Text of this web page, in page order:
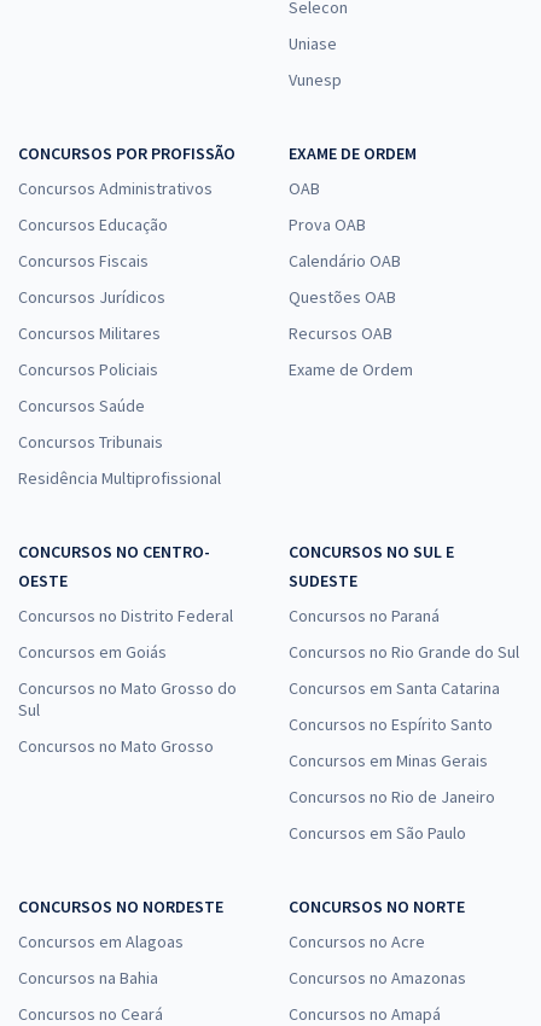
Selecon
Uniase
Vunesp
CONCURSOS POR PROFISSÃO
Concursos Administrativos
Concursos Educação
Concursos Fiscais
Concursos Jurídicos
Concursos Militares
Concursos Policiais
Concursos Saúde
Concursos Tribunais
Residência Multiprofissional
EXAME DE ORDEM
OAB
Prova OAB
Calendário OAB
Questões OAB
Recursos OAB
Exame de Ordem
CONCURSOS NO CENTRO-
OESTE
Concursos no Distrito Federal
Concursos em Goiás
Concursos no Mato Grosso do
Sul
Concursos no Mato Grosso
CONCURSOS NO SUL E
SUDESTE
Concursos no Paraná
Concursos no Rio Grande do Sul
Concursos em Santa Catarina
Concursos no Espírito Santo
Concursos em Minas Gerais
Concursos no Rio de Janeiro
Concursos em São Paulo
CONCURSOS NO NORDESTE
Concursos em Alagoas
Concursos na Bahia
Concursos no Ceará
CONCURSOS NO NORTE
Concursos no Acre
Concursos no Amazonas
Concursos no Amapá